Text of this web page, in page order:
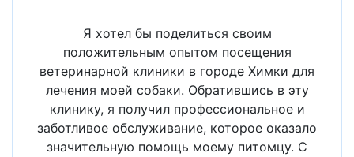
Я хотел бы поделиться своим
положительным опытом посещения
ветеринарной клиники в городе Химки для
лечения моей собаки. Обратившись в эту
клинику, я получил профессиональное и
заботливое обслуживание, которое оказало
значительную помощь моему питомцу. С